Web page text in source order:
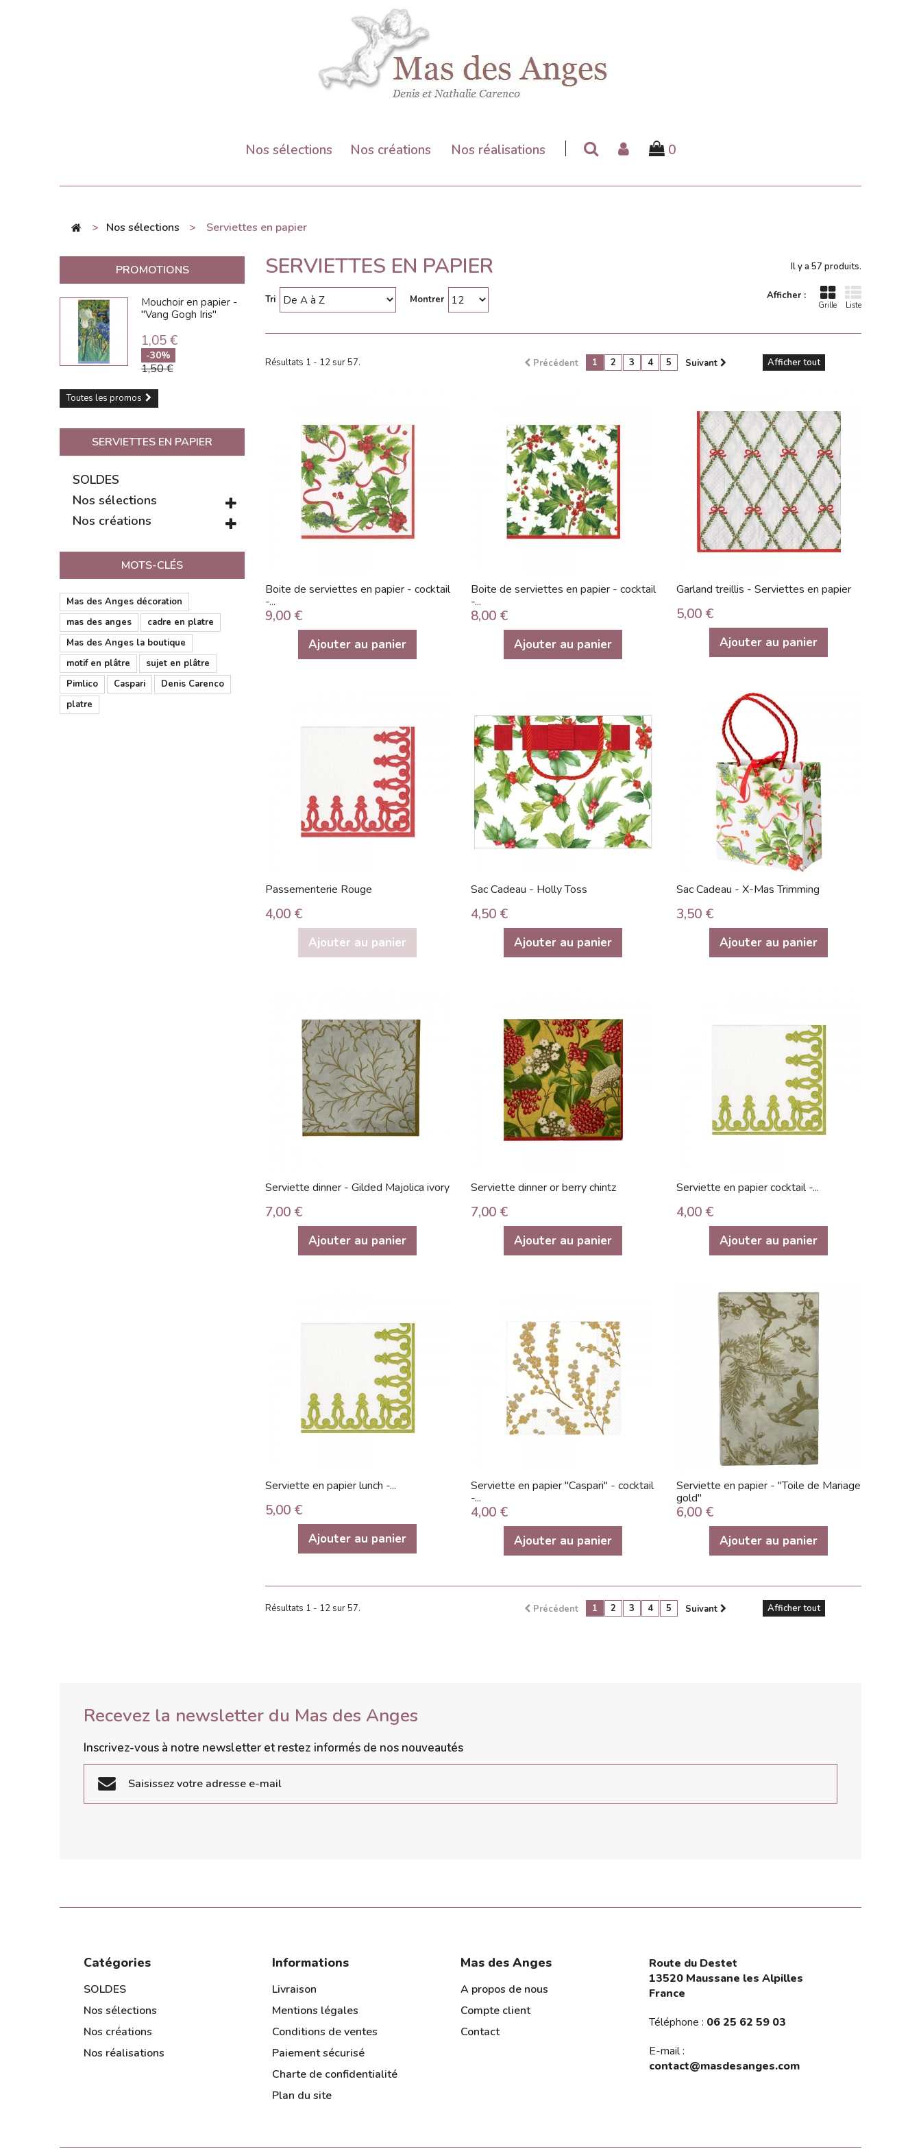
Nos sélections Nos créations Nos réalisations 0
> Nos sélections > Serviettes en papier
PROMOTIONS
Mouchoir en papier -
"Vang Gogh Iris"
1,05 €
-30%
1,50 €
Toutes les promos
SERVIETTES EN PAPIER
SOLDES
Nos sélections
Nos créations
MOTS-CLÉS
Mas des Anges décoration
mas des anges
cadre en platre
Mas des Anges la boutique
motif en plâtre
sujet en plâtre
Pimlico
Caspari
Denis Carenco
platre
SERVIETTES EN PAPIER Il y a 57 produits.
Afficher :
Grille Liste
Tri Montrer
Afficher tout
Précédent 1 2 3 4 5 Suivant
Résultats 1 - 12 sur 57.
Boite de serviettes en papier - cocktail
-...
9,00 €
Ajouter au panier
Boite de serviettes en papier - cocktail
-...
8,00 €
Ajouter au panier
Garland treillis - Serviettes en papier
5,00 €
Ajouter au panier
Passementerie Rouge
4,00 €
Ajouter au panier
Sac Cadeau - Holly Toss
4,50 €
Ajouter au panier
Sac Cadeau - X-Mas Trimming
3,50 €
Ajouter au panier
Serviette dinner - Gilded Majolica ivory
7,00 €
Ajouter au panier
Serviette dinner or berry chintz
7,00 €
Ajouter au panier
Serviette en papier cocktail -...
4,00 €
Ajouter au panier
Serviette en papier lunch -...
5,00 €
Ajouter au panier
Serviette en papier "Caspari" - cocktail
-...
4,00 €
Ajouter au panier
Serviette en papier - "Toile de Mariage
gold"
6,00 €
Ajouter au panier
Afficher tout
Précédent 1 2 3 4 5 Suivant
Résultats 1 - 12 sur 57.
Recevez la newsletter du Mas des Anges
Inscrivez-vous à notre newsletter et restez informés de nos nouveautés
Catégories
SOLDES
Nos sélections
Nos créations
Nos réalisations
Informations
Livraison
Mentions légales
Conditions de ventes
Paiement sécurisé
Charte de confidentialité
Plan du site
Mas des Anges
A propos de nous
Compte client
Contact
Route du Destet
13520 Maussane les Alpilles
France
Téléphone : 06 25 62 59 03
E-mail :
contact@masdesanges.com